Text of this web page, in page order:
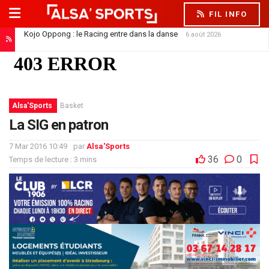
FIL INFO
Kojo Oppong : le Racing entre dans la danse 6 août 2026
Alsa'Sports Basket
La SIG en patron
7 Mar 2016 10:49 par Alsa'Sports
Temps de lecture : 3 mins
36 0